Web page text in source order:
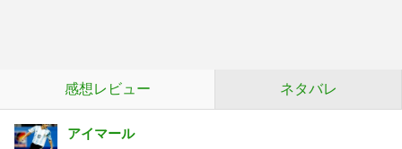
感想レビュー ネタバレ
アイマール